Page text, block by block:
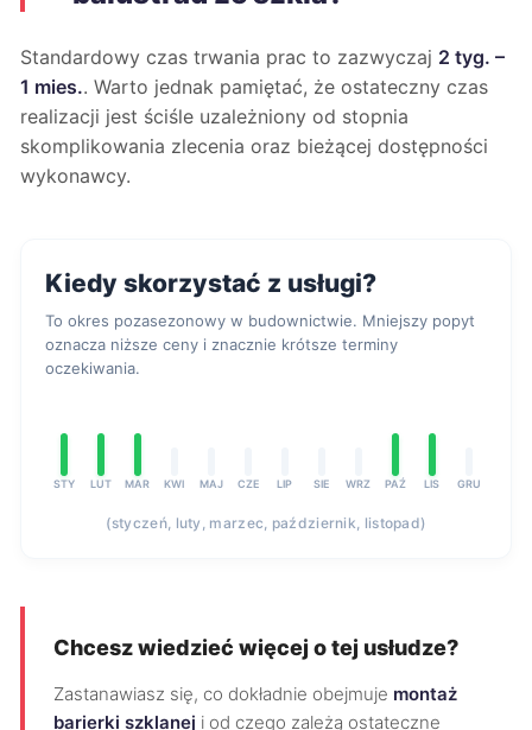
Standardowy czas trwania prac to zazwyczaj 2 tyg. –
1 mies.. Warto jednak pamiętać, że ostateczny czas
realizacji jest ściśle uzależniony od stopnia
skomplikowania zlecenia oraz bieżącej dostępności
wykonawcy.
Kiedy skorzystać z usługi?
To okres pozasezonowy w budownictwie. Mniejszy popyt
oznacza niższe ceny i znacznie krótsze terminy
oczekiwania.
STY LUT MAR KWI MAJ CZE LIP SIE WRZ PAŹ LIS GRU
(styczeń, luty, marzec, październik, listopad)
Chcesz wiedzieć więcej o tej usłudze?
Zastanawiasz się, co dokładnie obejmuje montaż
barierki szklanej i od czego zależą ostateczne